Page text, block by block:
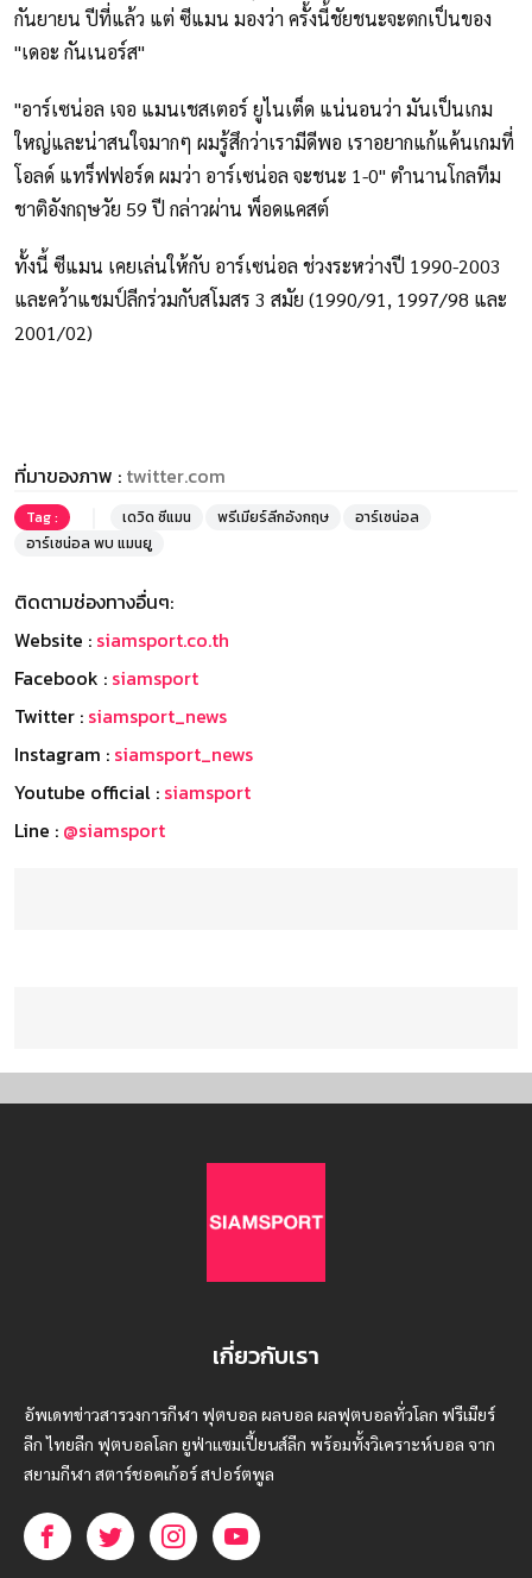
กันยายน ปีที่แล้ว แต่ ซีแมน มองว่า ครั้งนี้ชัยชนะจะตกเป็นของ
"เดอะ กันเนอร์ส"
"อาร์เซน่อล เจอ แมนเชสเตอร์ ยูไนเต็ด แน่นอนว่า มันเป็นเกม
ใหญ่และน่าสนใจมากๆ ผมรู้สึกว่าเรามีดีพอ เราอยากแก้แค้นเกมที่
โอลด์ แทร็ฟฟอร์ด ผมว่า อาร์เซน่อล จะชนะ 1-0" ตำนานโกลทีม
ชาติอังกฤษวัย 59 ปี กล่าวผ่าน พ็อดแคสต์
ทั้งนี้ ซีแมน เคยเล่นให้กับ อาร์เซน่อล ช่วงระหว่างปี 1990-2003
และคว้าแชมป์ลีกร่วมกับสโมสร 3 สมัย (1990/91, 1997/98 และ
2001/02)
ที่มาของภาพ : twitter.com
Tag : เดวิด ซีแมน พรีเมียร์ลีกอังกฤษ
อาร์เซน่อล
อาร์เซน่อล พบ แมนยู
ติดตามช่องทางอื่นๆ:
Website : siamsport.co.th
Facebook : siamsport
Twitter : siamsport_news
Instagram : siamsport_news
Youtube official : siamsport
Line : @siamsport
เกี่ยวกับเรา
อัพเดทข่าวสารวงการกีฬา ฟุตบอล ผลบอล ผลฟุตบอลทั่วโลก ฟรีเมียร์
ลีก ไทยลีก ฟุตบอลโลก ยูฟ่าแซมเปี้ยนส์ลีก พร้อมทั้งวิเคราะห์บอล จาก
สยามกีฬา สตาร์ชอคเก้อร์ สปอร์ตพูล